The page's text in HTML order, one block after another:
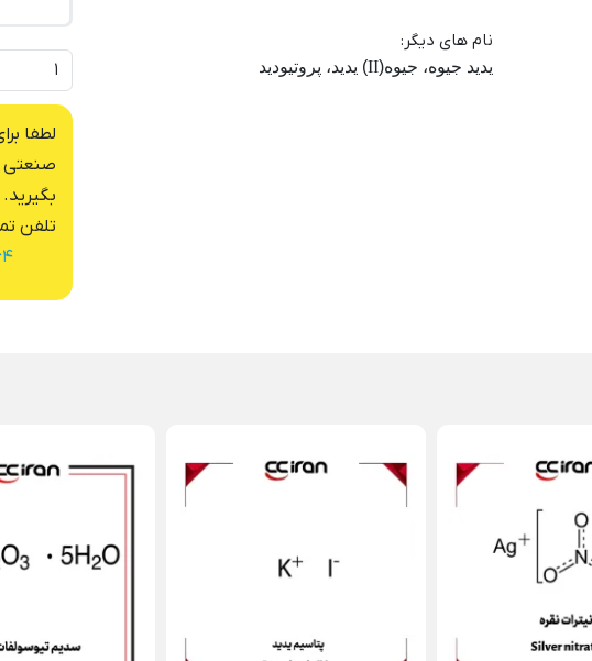
نام های دیگر :
یدید جیوه، جیوه(II) یدید، پروتیودید
لطفا
صنعتی
بگیرید.
تلفن